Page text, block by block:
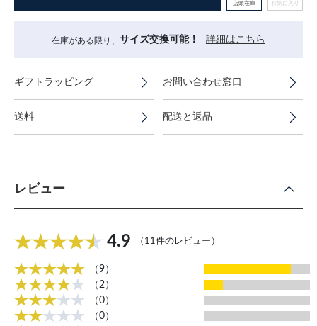
店頭在庫 お気に入り
在庫がある限り、 サイズ交換可能！ 詳細はこちら
ギフトラッピング お問い合わせ窓口
送料 配送と返品
レビュー
4.9 （11件のレビュー）
（9）
（2）
（0）
（0）